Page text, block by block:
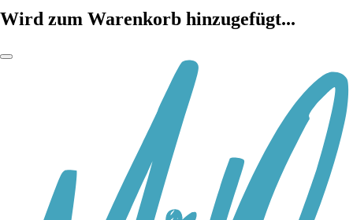
Wird zum Warenkorb hinzugefügt...